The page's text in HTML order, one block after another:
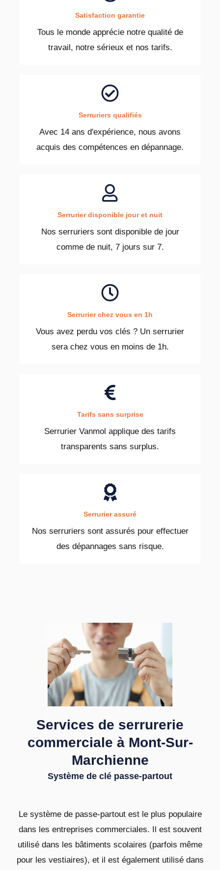
Satisfaction garantie
Tous le monde apprécie notre qualité de
travail, notre sérieux et nos tarifs.
Serruriers qualifiés
Avec 14 ans d'expérience, nous avons
acquis des compétences en dépannage.
Serrurier disponible jour et nuit
Nos serruriers sont disponible de jour
comme de nuit, 7 jours sur 7.
Serrurier chez vous en 1h
Vous avez perdu vos clés ? Un serrurier
sera chez vous en moins de 1h.
Tarifs sans surprise
Serrurier Vanmol applique des tarifs
transparents sans surplus.
Serrurier assuré
Nos serruriers sont assurés pour effectuer
des dépannages sans risque.
Services de serrurerie
commerciale à Mont-Sur-
Marchienne
Système de clé passe-partout
Le système de passe-partout est le plus populaire
dans les entreprises commerciales. Il est souvent
utilisé dans les bâtiments scolaires (parfois même
pour les vestiaires), et il est également utilisé dans